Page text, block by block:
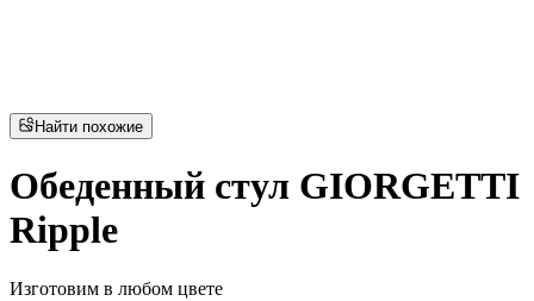
Найти похожие
Обеденный стул GIORGETTI
Ripple
Изготовим в любом цвете